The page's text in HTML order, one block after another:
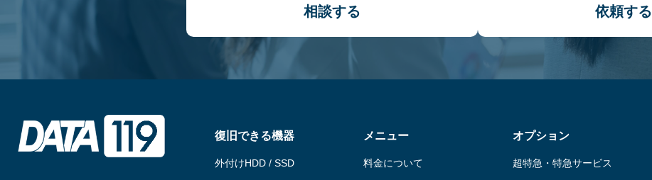
相談する 依頼する
復旧できる機器
外付けHDD / SSD
メニュー
料金について
オプション
超特急・特急サービス